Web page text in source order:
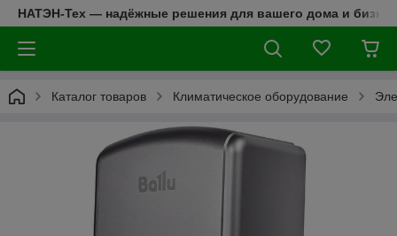
НАТЭН-Тех — надёжные решения для вашего дома и
Каталог товаров Климатическое оборудование